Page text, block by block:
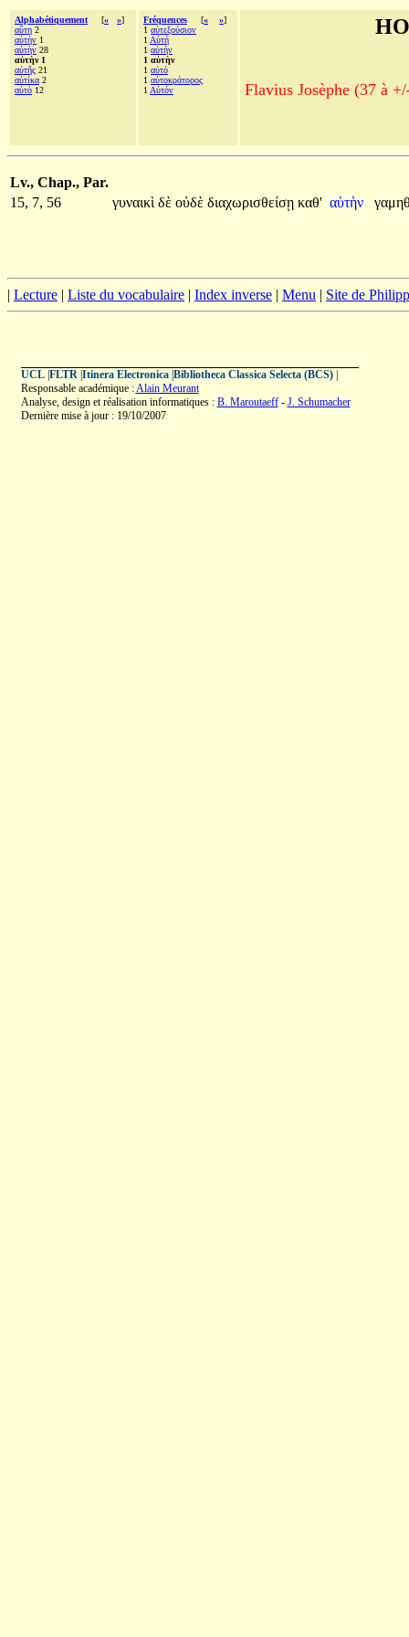
Alphabétiquement [« »]
αὕτη 2
αὐτήν 1
αὐτὴν 28
αὑτὴν 1
αὐτῆς 21
αὐτίκα 2
αὐτὸ 12
Fréquences [« »]
1 αὐτεξούσιον
1 Αὐτή
1 αὐτήν
1 αὑτὴν
1 αὐτό
1 αὐτοκράτορος
1 Αὐτόν Flavius Josèphe (37 à
Lv., Chap., Par.
15, 7, 56
γυναικὶ δὲ οὐδὲ διαχωρισθείσῃ καθ' αὑτὴν
| Lecture | Liste du vocabulaire | Index inverse | Menu | Site de
UCL| FLTR| Itinera Electronica| Bibliotheca Classica Selecta (BCS)|
Responsable académique :Alain Meurant
Analyse, design et réalisation informatiques : B. Maroutaeff- J. Schumacher
Dernière mise à jour : 19/10/2007